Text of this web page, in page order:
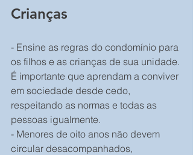
Crianças
- Ensine as regras do condomínio para
os filhos e as crianças de sua unidade.
É importante que aprendam a conviver
em sociedade desde cedo,
respeitando as normas e todas as
pessoas igualmente.
- Menores de oito anos não devem
circular desacompanhados,